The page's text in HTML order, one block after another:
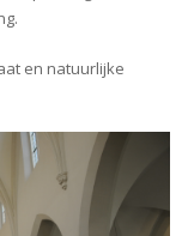
en natuurlijke